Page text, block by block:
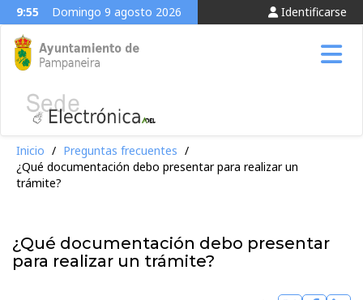
9:55 Domingo 9 agosto 2026 Identificarse
Inicio / Preguntas frecuentes /
¿Qué documentación debo presentar para realizar un
trámite?
¿Qué documentación debo presentar
para realizar un trámite?